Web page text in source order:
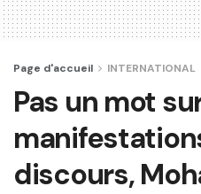
Page d'accueil INTERNATIONAL
Pas un mot
discours,